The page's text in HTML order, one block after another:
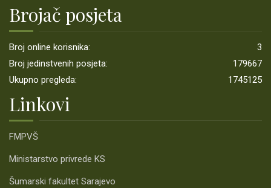
Brojač posjeta
Broj online korisnika:
3
Broj jedinstvenih posjeta:
179667
Ukupno pregleda:
1745125
Linkovi
FMPVŠ
Ministarstvo privrede KS
Šumarski fakultet Sarajevo